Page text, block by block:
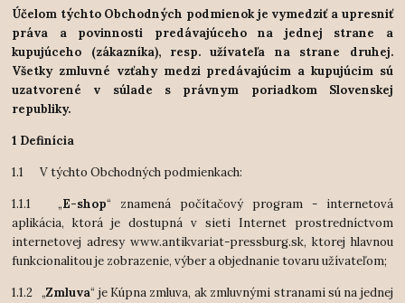
Účelom týchto Obchodných podmienok je vymedziť a upresniť
práva a povinnosti predávajúceho na jednej strane a
kupujúceho (zákazníka), resp. užívateľa na strane druhej.
Všetky zmluvné vzťahy medzi predávajúcim a kupujúcim sú
uzatvorené v súlade s právnym poriadkom Slovenskej
republiky.
1 Definícia
1.1 V týchto Obchodných podmienkach:
1.1.1 „E-shop“ znamená počítačový program - internetová
aplikácia, ktorá je dostupná v sieti Internet prostredníctvom
internetovej adresy www.antikvariat-pressburg.sk, ktorej hlavnou
funkcionalitou je zobrazenie, výber a objednanie tovaru užívateľom;
1.1.2 „Zmluva“ je Kúpna zmluva, ak zmluvnými stranami sú na jednej